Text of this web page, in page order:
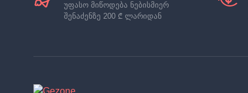
უფასო მიწოდება ნებისმიერ
შენაძენზე 200 ₾ ლარიდან